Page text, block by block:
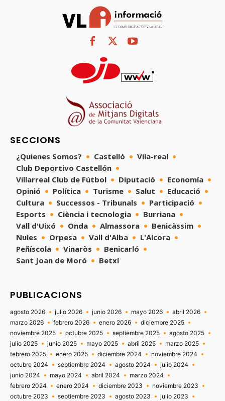
SECCIONS
¿Quienes Somos? Castelló
Vila-real
Club Deportivo Castellón
Villarreal Club de Fútbol
Diputació
Economía
Opinió
Política Turisme Salut
Educació
Cultura
Successos - Tribunals
Participació
Esports
Ciència i tecnologia
Burriana
Vall d'Uixó
Onda Almassora
Benicàssim
Nules
Orpesa Vall d'Alba
L'Alcora
Peñíscola
Vinaròs
Benicarló
Sant Joan de Moró
Betxí
PUBLICACIONS
agosto 2026 julio 2026 junio 2026 mayo 2026
abril 2026
marzo 2026
febrero 2026 enero 2026
diciembre 2025
noviembre 2025
octubre 2025 septiembre 2025
agosto 2025
julio 2025
junio 2025 mayo 2025 abril 2025
marzo 2025
febrero 2025
enero 2025 diciembre 2024
noviembre 2024
octubre 2024
septiembre 2024 agosto 2024
julio 2024
junio 2024
mayo 2024 abril 2024
marzo 2024
febrero 2024
enero 2024 diciembre 2023
noviembre 2023
octubre 2023
septiembre 2023 agosto 2023
julio 2023